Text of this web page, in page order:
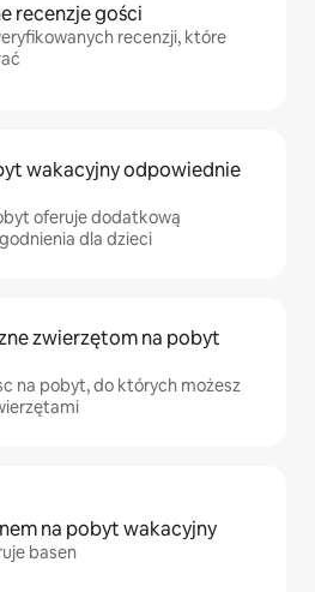
recenzje gości
recenzji, które
wakacyjny odpowiednie
oferuje dodatkową
dla dzieci
zwierzętom na pobyt
na pobyt, do których możesz
na pobyt wakacyjny
basen